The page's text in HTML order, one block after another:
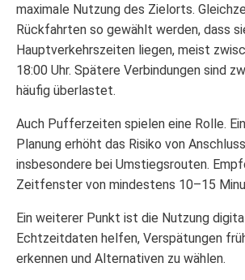
maximale Nutzung des Zielorts.
Rückfahrten so gewählt werden, dass
Hauptverkehrszeiten liegen, meist
18:00 Uhr. Spätere Verbindungen sind
häufig überlastet.
Auch Pufferzeiten spielen eine Rolle.
Planung erhöht das Risiko von
insbesondere bei Umstiegsrouten.
Zeitfenster von mindestens 10–15
Ein weiterer Punkt ist die Nutzung
Echtzeitdaten helfen, Verspätungen
erkennen und Alternativen zu wählen.